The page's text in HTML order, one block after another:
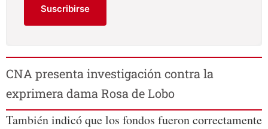
Suscribirse
CNA presenta investigación contra la
exprimera dama Rosa de Lobo
También indicó que los fondos fueron correctamente